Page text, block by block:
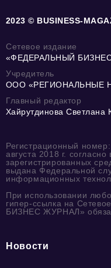
2023 © BUSINESS-
Сетевое издание
«ФЕДЕРАЛЬНЫЙ
Учредитель
ООО «РЕГИОНАЛЬНЫЕ
Главный редактор
Хайрутдинова Светлана
Регистрационный
августа 2018 г.
зарегистрированных
выдана Федеральной
информационных
При использовании
гипер-ссылка на
БИЗНЕС ЖУРНАЛ»
Новости